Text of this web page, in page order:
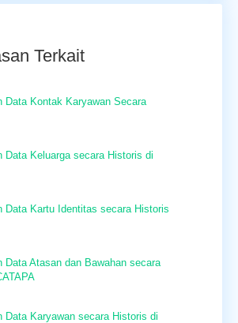
Terkait
Data Kontak Karyawan Secara
Data Keluarga secara Historis di
Data Kartu Identitas secara Historis
Data Atasan dan Bawahan secara
Data Karyawan secara Historis di